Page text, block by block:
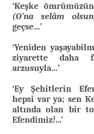
‘Keşke
(O’na selâm
geçse…’
‘Yeniden
ziyarette daha
arzusuyla…’
‘Ey Şehitlerin
hepsi var ya; sen
altında olan bir
Efendimiz!...’